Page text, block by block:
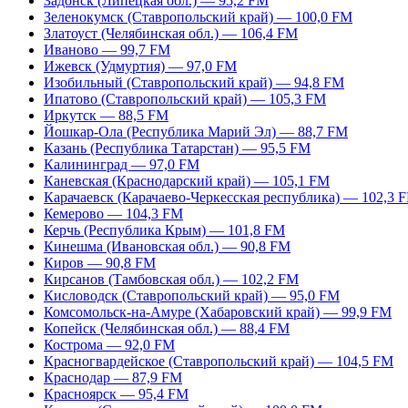
Зеленокумск (Ставропольский край) — 100,0 FM
Златоуст (Челябинская обл.) — 106,4 FM
Иваново — 99,7 FM
Ижевск (Удмуртия) — 97,0 FM
Изобильный (Ставропольский край) — 94,8 FM
Ипатово (Ставропольский край) — 105,3 FM
Иркутск — 88,5 FM
Йошкар-Ола (Республика Марий Эл) — 88,7 FM
Казань (Республика Татарстан) — 95,5 FM
Калининград — 97,0 FM
Каневская (Краснодарский край) — 105,1 FM
Карачаевск (Карачаево-Черкесская республика) — 102,3
Кемерово — 104,3 FM
Керчь (Республика Крым) — 101,8 FM
Кинешма (Ивановская обл.) — 90,8 FM
Киров — 90,8 FM
Кирсанов (Тамбовская обл.) — 102,2 FM
Кисловодск (Ставропольский край) — 95,0 FM
Комсомольск-на-Амуре (Хабаровский край) — 99,9 FM
Копейск (Челябинская обл.) — 88,4 FM
Кострома — 92,0 FM
Красногвардейское (Ставропольский край) — 104,5 FM
Краснодар — 87,9 FM
Красноярск — 95,4 FM